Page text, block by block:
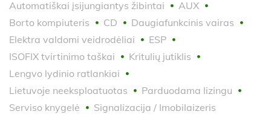
Automatiškai įsijungiantys žibintai
AUX
Borto kompiuteris
CD
Daugiafunkcinis vairas
Elektra valdomi veidrodėliai
ESP
ISOFIX tvirtinimo taškai
Kritulių jutiklis
Lengvo lydinio ratlankiai
Lietuvoje neeksploatuotas
Parduodama lizingu
Serviso knygelė
Signalizacija / Imobilaizeris